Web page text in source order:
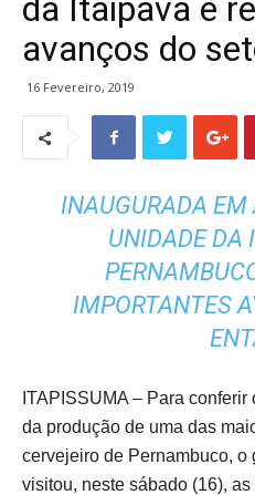
da Itaipava e
avanços do
16 Fevereiro, 2019
INAUGURADA
UNIDADE DA
IMPORTANTES
ITAPISSUMA – Para
da produção de uma das
cervejeiro de Pernambuco, o
visitou, neste sábado (16),